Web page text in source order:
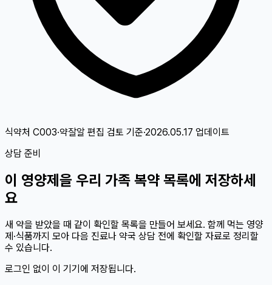
식약처 C003·약잘알 편집 검토 기준·2026.05.17 업데이트
상담 준비
이 영양제 을 우리 가족 복약 목록에 저장하세
요
새 약을 받았을 때 같이 확인할 목록을 만들어 보세요. 함께 먹는 영양
제·식품까지 모아 다음 진료나 약국 상담 전에 확인할 자료로 정리할
수 있습니다.
로그인 없이 이 기기에 저장됩니다.